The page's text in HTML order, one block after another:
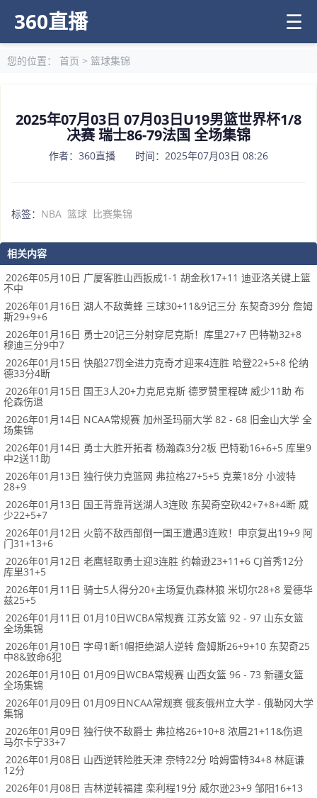
360直播 ☰
您的位置： 首页 > 篮球集锦
2025年07月03日 07月03日U19男篮世界杯1/8
决赛 瑞士86-79法国 全场集锦
作者：360直播 时间：2025年07月03日 08:26
标签： NBA 篮球 比赛集锦
相关内容
2026年05月10日 广厦客胜山西扳成1-1 胡金秋17+11 迪亚洛关键上篮
不中
2026年01月16日 湖人不敌黄蜂 三球30+11&9记三分 东契奇39分 詹姆
斯29+9+6
2026年01月16日 勇士20记三分射穿尼克斯！库里27+7 巴特勒32+8
穆迪三分9中7
2026年01月15日 快船27罚全进力克奇才迎来4连胜 哈登22+5+8 伦纳
德33分4断
2026年01月15日 国王3人20+力克尼克斯 德罗赞里程碑 威少11助 布
伦森伤退
2026年01月14日 NCAA常规赛 加州圣玛丽大学 82 - 68 旧金山大学 全
场集锦
2026年01月14日 勇士大胜开拓者 杨瀚森3分2板 巴特勒16+6+5 库里9
中2送11助
2026年01月13日 独行侠力克篮网 弗拉格27+5+5 克莱18分 小波特
28+9
2026年01月13日 国王背靠背送湖人3连败 东契奇空砍42+7+8+4断 威
少22+5+7
2026年01月12日 火箭不敌西部倒一国王遭遇3连败！申京复出19+9 阿
门31+13+6
2026年01月12日 老鹰轻取勇士迎3连胜 约翰逊23+11+6 CJ首秀12分
库里31+5
2026年01月11日 骑士5人得分20+主场复仇森林狼 米切尔28+8 爱德华
兹25+5
2026年01月11日 01月10日WCBA常规赛 江苏女篮 92 - 97 山东女篮
全场集锦
2026年01月10日 字母1断1帽拒绝湖人逆转 詹姆斯26+9+10 东契奇25
中8&致命6犯
2026年01月10日 01月09日WCBA常规赛 山西女篮 96 - 73 新疆女篮
全场集锦
2026年01月09日 01月09日NCAA常规赛 俄亥俄州立大学 - 俄勒冈大学
集锦
2026年01月09日 独行侠不敌爵士 弗拉格26+10+8 浓眉21+11&伤退
马尔卡宁33+7
2026年01月08日 山西逆转险胜天津 奈特22分 哈姆雷特34+8 林庭谦
12分
2026年01月08日 吉林逆转福建 栾利程19分 威尔逊23+9 邹阳16+13